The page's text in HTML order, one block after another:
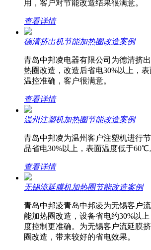
用，客户对节能改造结果很满意。
查看详情
德清挤出机节能加热圈改造案例
青岛中邦凌电器有限公司为德清挤
热圈改造，改造后省电30%以上，
温控准确，客户很满意。
查看详情
温州注塑机加热圈节能改造案例
青岛中邦凌为温州客户注塑机进行
品省电30%以上，表面温度低于60℃
查看详情
无锡流延膜机加热圈节能改造案例
青岛中邦凌青岛中邦凌为无锡客户
能加热圈改造，设备省电约30%以
度控制更准确。为无锡客户流延膜
圈改造，带来较好的省电效果。